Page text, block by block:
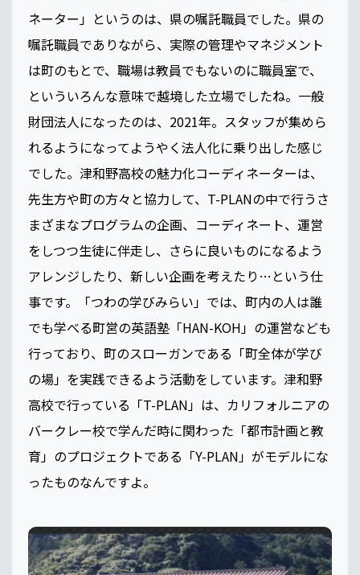
ネーター」というのは、県の嘱託職員でした。県の
嘱託職員でありながら、実際の管理やマネジメント
は町のもとで、職場は教員でもないのに職員室で、
といういろんな意味で越境した立場でしたね。一般
財団法人になったのは、2021年。スタッフが集めら
れるようになってようやく法人化に乗り出した感じ
でした。津和野高校の魅力化コーディネーターは、
先生方や町の方々と協力して、T-PLANの中で行うさ
まざまなプログラムの企画、コーディネート、運営
をしつつ生徒に伴走し、さらに良いものになるよう
アレンジしたり、新しい企画を考えたり…という仕
事です。「つわの学びみらい」では、町内の人は誰
でも学べる町営の英語塾「HAN-KOH」の運営なども
行っており、町のスローガンである「町全体が学び
の場」を実践できるよう活動をしています。津和野
高校で行っている「T-PLAN」は、カリフォルニアの
バークレー校で学んだ時に関わった「都市計画と教
育」のプロジェクトである「Y-PLAN」がモデルにな
ったものなんですよ。